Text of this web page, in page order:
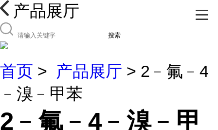
产品展厅
搜索
首页 > 产品展厅 > 2﹣氟﹣4
﹣溴﹣甲苯
2﹣氟﹣4﹣溴﹣甲